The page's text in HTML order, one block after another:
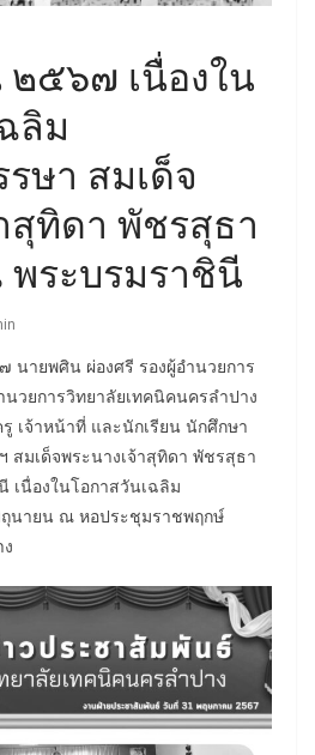
๕๖๗ เนื่องใน
ลิม
ษา สมเด็จ
สุทิดา พัชรสุธา
ระบรมราชินี
นายพศิน ผ่องศรี รองผู้อำนวยการ
นวยการวิทยาลัยเทคนิคนครลำปาง
เจ้าหน้าที่ และนักเรียน นักศึกษา
สมเด็จพระนางเจ้าสุทิดา พัชรสุธา
นื่องในโอกาสวันเฉลิม
นายน ณ หอประชุมราชพฤกษ์